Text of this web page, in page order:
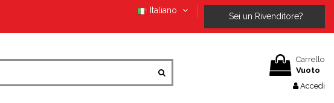
Italiano
Sei un Rivenditore?
Carrello
Vuoto
Accedi